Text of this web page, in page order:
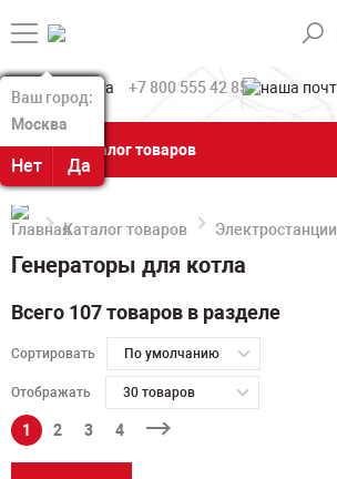
Ваш город:
Москва
Нет Да
Ваш город:
Москва
Нет Да
+7 800 555 42 85
Каталог товаров
Каталог товаров Электростанции
Генераторы для котла
Всего 107 товаров в разделе
Сортировать По умолчанию
Отображать 30 товаров
1 2 3 4